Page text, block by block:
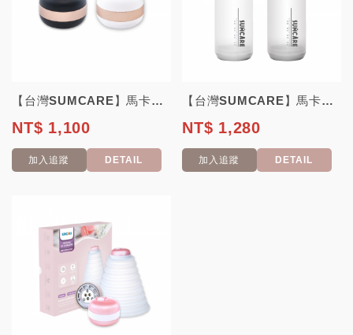
【台灣SUMCARE】馬卡龍UV滅菌器(單顆)
NT$ 1,100
加入追蹤 DETAIL
【台灣SUMCARE】馬卡龍UV滅菌瓶
NT$ 1,280
加入追蹤 DETAIL